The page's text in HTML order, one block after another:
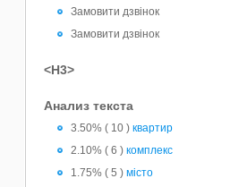
Замовити дзвінок
Замовити дзвінок
<H3>
Анализ текста
3.50% ( 10 ) квартир
2.10% ( 6 ) комплекс
1.75% ( 5 ) місто